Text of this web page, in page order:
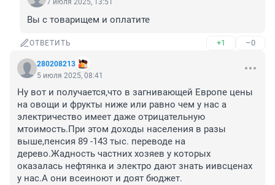
7 июля 2025, 13:51
Вы с товарищем и оплатите
ОТВЕТИТЬ +1 –0
280208213
5 июля 2025, 08:41
Ну вот и получается,что в загнивающей Европе цены
на овощи и фрукты ниже или равно чем у нас а
электричество имеет даже отрицательную
мтоимость.При этом доходы населения в разы
выше,пенсия 89 -143 тыс. переводе на
дерево.Жадность частних хозяев у которых
оказалась нефтянка и электро дают знать иивсценах
у нас.А они всеиноют и доят бюджет.